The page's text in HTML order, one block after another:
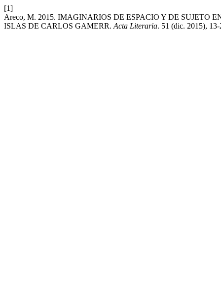
[1]
Areco, M. 2015. IMAGINARIOS DE ESPACIO Y DE
ISLAS DE CARLOS GAMERR. Acta Literaria. 51 (dic. 2015), 13-